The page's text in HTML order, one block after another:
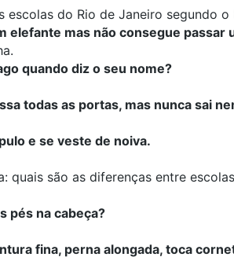
escolas do Rio de Janeiro segundo o
elefante mas não consegue passar
quando diz o seu nome?
todas as portas, mas nunca sai
e se veste de noiva.
quais são as diferenças entre
pés na cabeça?
fina, perna alongada, toca